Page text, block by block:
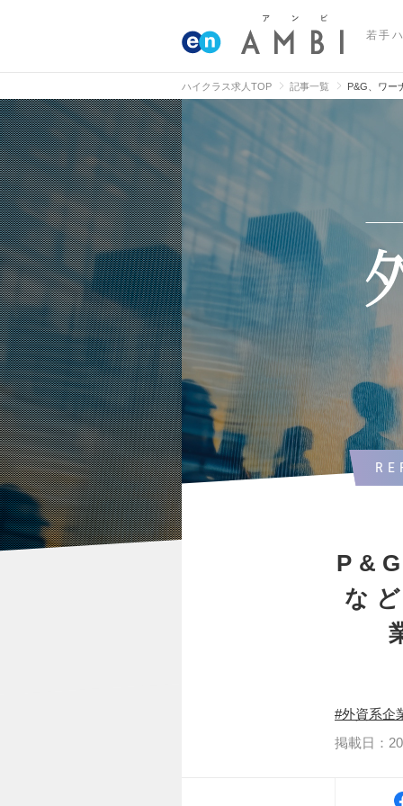
若手
ハイクラス求人TOP 記事一覧 P&G、ワー
な
外資系企
掲載日：